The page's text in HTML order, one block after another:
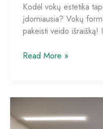
Kodėl vokų estetika
įdomiausia? Vokų
pakeisti veido išraišką!
Vokų
stebint
vaizdą
Read More »